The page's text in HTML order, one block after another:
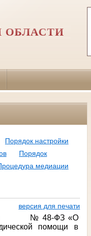
ОБЛАСТИ
Порядок настройки
Порядок
медиации
версия для печати
№ 48-ФЗ «О
помощи в